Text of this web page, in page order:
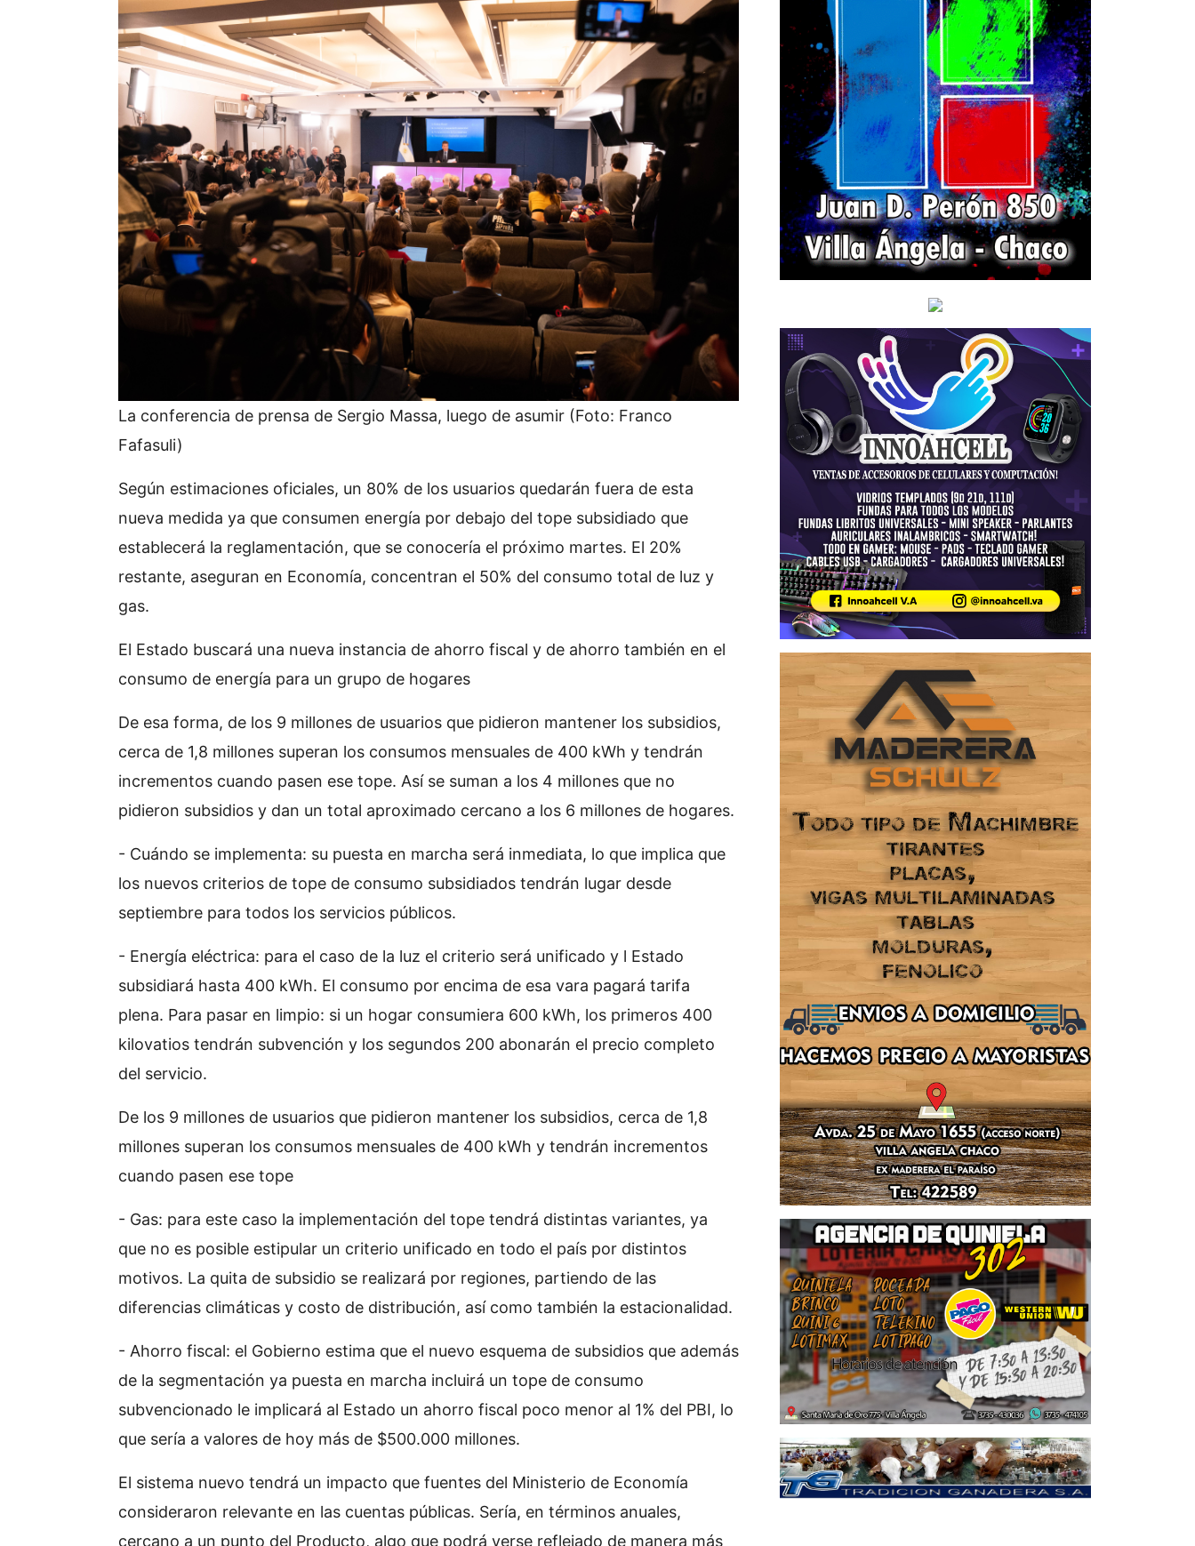
La conferencia de prensa de Sergio Massa, luego de asumir (Foto: Franco
Fafasuli)
Según estimaciones oficiales, un 80% de los usuarios quedarán fuera de esta
nueva medida ya que consumen energía por debajo del tope subsidiado que
establecerá la reglamentación, que se conocería el próximo martes. El 20%
restante, aseguran en Economía, concentran el 50% del consumo total de luz y
gas.
El Estado buscará una nueva instancia de ahorro fiscal y de ahorro también en el
consumo de energía para un grupo de hogares
De esa forma, de los 9 millones de usuarios que pidieron mantener los subsidios,
cerca de 1,8 millones superan los consumos mensuales de 400 kWh y tendrán
incrementos cuando pasen ese tope. Así se suman a los 4 millones que no
pidieron subsidios y dan un total aproximado cercano a los 6 millones de hogares.
- Cuándo se implementa: su puesta en marcha será inmediata, lo que implica que
los nuevos criterios de tope de consumo subsidiados tendrán lugar desde
septiembre para todos los servicios públicos.
- Energía eléctrica: para el caso de la luz el criterio será unificado y l Estado
subsidiará hasta 400 kWh. El consumo por encima de esa vara pagará tarifa
plena. Para pasar en limpio: si un hogar consumiera 600 kWh, los primeros 400
kilovatios tendrán subvención y los segundos 200 abonarán el precio completo
del servicio.
De los 9 millones de usuarios que pidieron mantener los subsidios, cerca de 1,8
millones superan los consumos mensuales de 400 kWh y tendrán incrementos
cuando pasen ese tope
- Gas: para este caso la implementación del tope tendrá distintas variantes, ya
que no es posible estipular un criterio unificado en todo el país por distintos
motivos. La quita de subsidio se realizará por regiones, partiendo de las
diferencias climáticas y costo de distribución, así como también la estacionalidad.
- Ahorro fiscal: el Gobierno estima que el nuevo esquema de subsidios que además
de la segmentación ya puesta en marcha incluirá un tope de consumo
subvencionado le implicará al Estado un ahorro fiscal poco menor al 1% del PBI, lo
que sería a valores de hoy más de $500.000 millones.
El sistema nuevo tendrá un impacto que fuentes del Ministerio de Economía
consideraron relevante en las cuentas públicas. Sería, en términos anuales,
cercano a un punto del Producto, algo que podrá verse reflejado de manera más